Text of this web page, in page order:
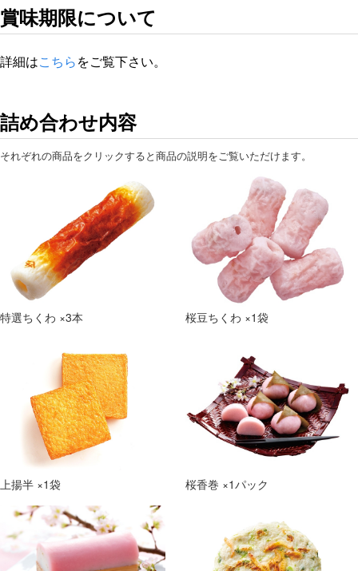
賞味期限について
詳細はこちらをご覧下さい。
詰め合わせ内容
それぞれの商品をクリックすると商品の説明をご覧いただけます。
特選ちくわ ×3本 桜豆ちくわ ×1袋
上揚半 ×1袋 桜香巻 ×1パック